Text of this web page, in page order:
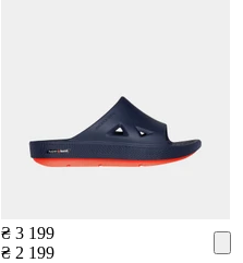
₴ 3 199
₴ 2 199